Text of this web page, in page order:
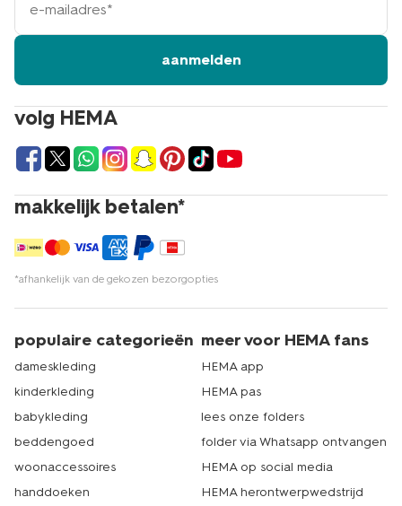
volg HEMA
makkelijk betalen*
*afhankelijk van de gekozen bezorgopties
mailadres
aanmelden
populaire categorieën
dameskleding
kinderkleding
babykleding
beddengoed
woonaccessoires
handdoeken
meer voor HEMA fans
HEMA app
HEMA pas
lees onze folders
folder via Whatsapp ontvangen
HEMA op social media
HEMA herontwerpwedstrijd